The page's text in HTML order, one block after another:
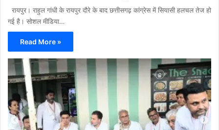
रायपुर। राहुल गांधी के रायपुर दौरे के बाद छत्तीसगढ़ कांग्रेस में सियासी हलचल तेज हो
गई है। सोशल मीडिया…
Read More »